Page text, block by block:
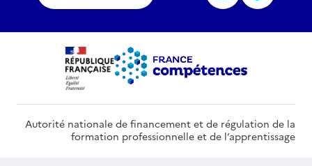
Autorité nationale de financement et de régulation de la
formation professionnelle et de l’apprentissage